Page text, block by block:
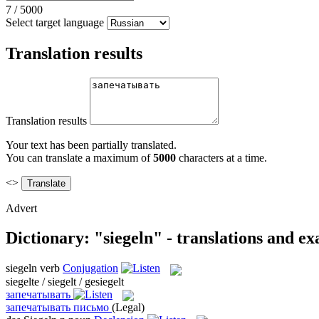
7 / 5000
Select target language
Translation results
Translation results
Your text has been partially translated.
You can translate a maximum of5000 characters at a time.
<>
Advert
Dictionary: "siegeln" - translations and
siegeln verb Conjugation
siegelte / siegelt / gesiegelt
запечатывать
запечатывать письмо (Legal)